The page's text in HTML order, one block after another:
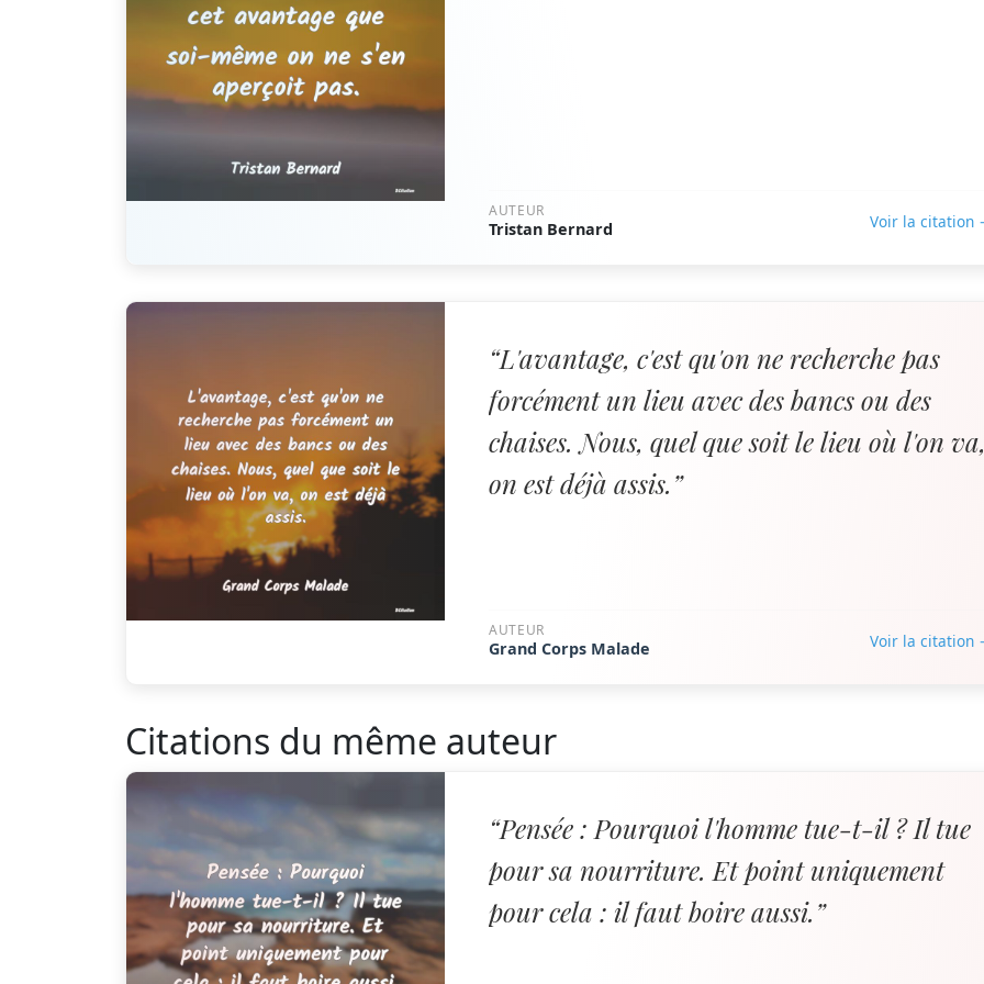
AUTEUR
Tristan Bernard Voir la citation
“L'avantage, c'est qu'on ne recherche pas
forcément un lieu avec des bancs ou des
chaises. Nous, quel que soit le lieu où l'on
on est déjà assis.”
AUTEUR
Grand Corps Malade Voir la citation
Citations du même auteur
“Pensée : Pourquoi l'homme tue-t-il ? Il tue
pour sa nourriture. Et point uniquement
pour cela : il faut boire aussi.”